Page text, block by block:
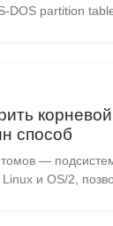
DOS partition
способ
—
и OS/2,